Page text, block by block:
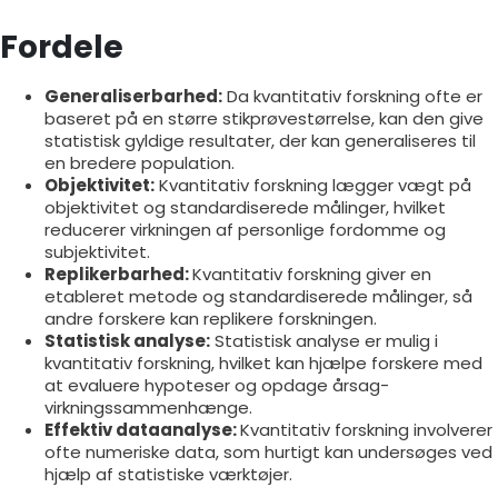
Fordele
Generaliserbarhed:Da kvantitativ forskning ofte er
baseret på en større stikprøvestørrelse, kan den give
statistisk gyldige resultater, der kan generaliseres til
en bredere population.
Objektivitet:Kvantitativ forskning lægger vægt på
objektivitet og standardiserede målinger, hvilket
reducerer virkningen af personlige fordomme og
subjektivitet.
Replikerbarhed:Kvantitativ forskning giver en
etableret metode og standardiserede målinger, så
andre forskere kan replikere forskningen.
Statistisk analyse:Statistisk analyse er mulig i
kvantitativ forskning, hvilket kan hjælpe forskere med
at evaluere hypoteser og opdage årsag-
virkningssammenhænge.
Effektiv dataanalyse:Kvantitativ forskning involverer
ofte numeriske data, som hurtigt kan undersøges ved
hjælp af statistiske værktøjer.